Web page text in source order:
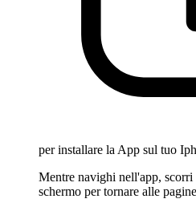
per installare la App sul tuo
Mentre navighi nell'app,
schermo per tornare alle